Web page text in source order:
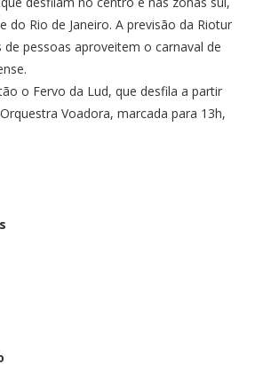
do Rio de Janeiro. A previsão da Riotur
pessoas aproveitem o carnaval de
o Fervo da Lud, que desfila a partir
Voadora, marcada para 13h,